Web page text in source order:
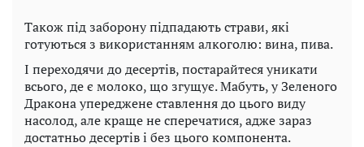
Також під заборону підпадають страви, які
готуються з використанням алкоголю: вина, пива.
І переходячи до десертів, постарайтеся уникати
всього, де є молоко, що згущує. Мабуть, у Зеленого
Дракона упереджене ставлення до цього виду
насолод, але краще не сперечатися, адже зараз
достатньо десертів і без цього компонента.